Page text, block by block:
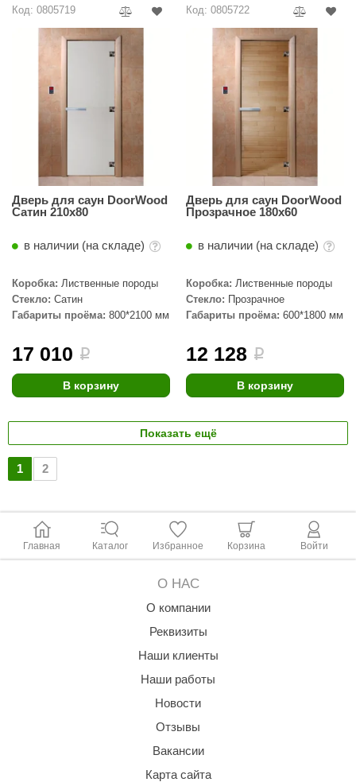
Код: 0805719
Дверь для саун DoorWood
Сатин 210х80
в наличии (на складе)
Коробка: Лиственные породы
Стекло: Сатин
Габариты проёма: 800*2100 мм
17 010 i
В корзину
Код: 0805722
Дверь для саун DoorWood
Прозрачное 180х60
в наличии (на складе)
Коробка: Лиственные породы
Стекло: Прозрачное
Габариты проёма: 600*1800 мм
12 128 i
В корзину
Показать ещё
1 2
Главная Каталог Избранное Корзина Войти
О НАС
О компании
Реквизиты
Наши клиенты
Наши работы
Новости
Отзывы
Вакансии
Карта сайта